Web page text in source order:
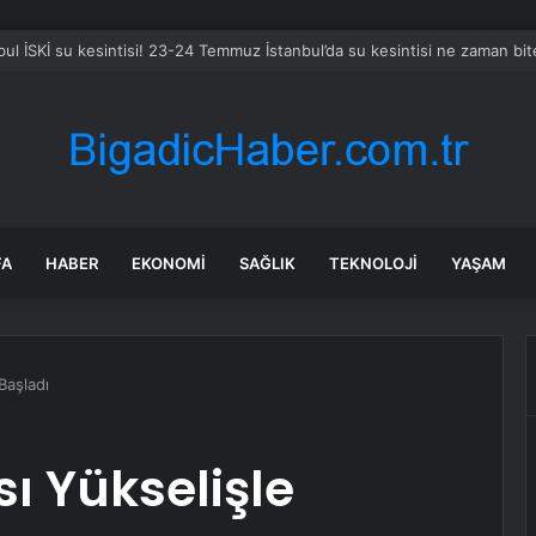
4.000 Düzensiz Göçmeni Geri Gönderdi
HABER EKONOMI SAĞLIK TEKNOLOJI YAŞAM
Yükselişle